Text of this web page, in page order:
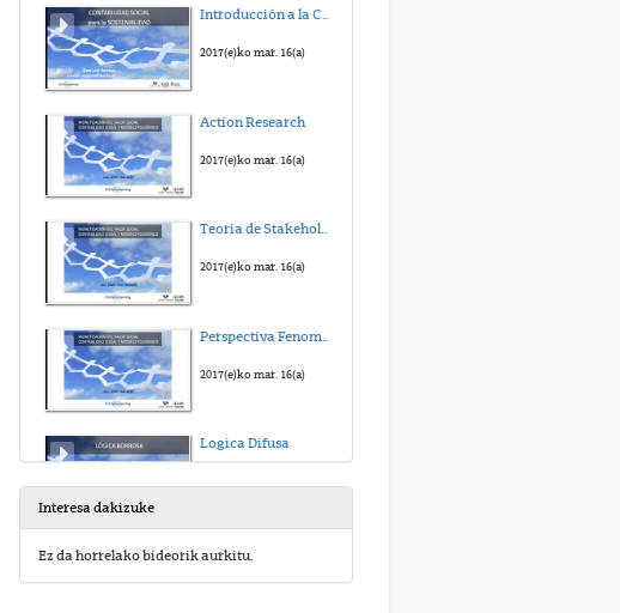
Introducción a la Contabilidad Social
2017(e)ko mar. 16(a)
Action Research
2017(e)ko mar. 16(a)
Teoría de Stakeholder
2017(e)ko mar. 16(a)
Perspectiva Fenomenológica
2017(e)ko mar. 16(a)
Logica Difusa
Modelo Poliédrico
Interesa dakizuke
Ez da horrelako bideorik aurkitu.